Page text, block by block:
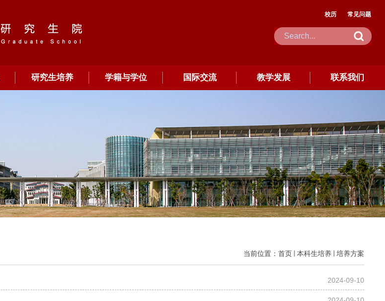
校历 常见问题
研究生培养 学籍与学位 国际交流 教学发展 联系我们
当前位置：首页 本科生培养 培养方案
2024-09-10